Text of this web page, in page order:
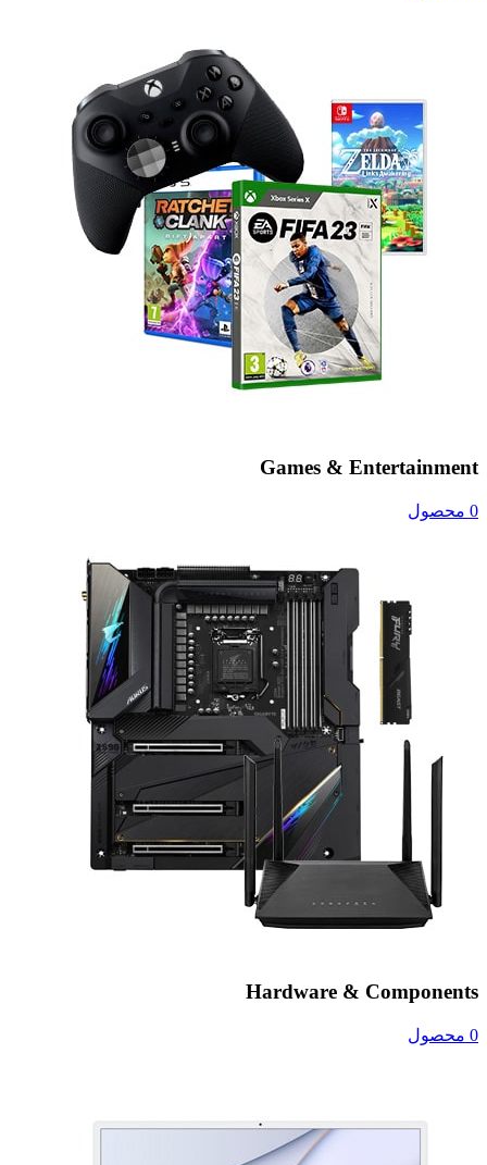
Games & Entertainment
0 محصول
Hardware & Components
0 محصول